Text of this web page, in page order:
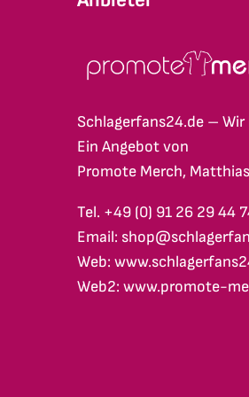
Schlagerfans24.de – Wir
Ein Angebot von
Promote Merch,
Tel. +49 (0) 91 26 29 44
Email:
Web:
Web2: www.promote-